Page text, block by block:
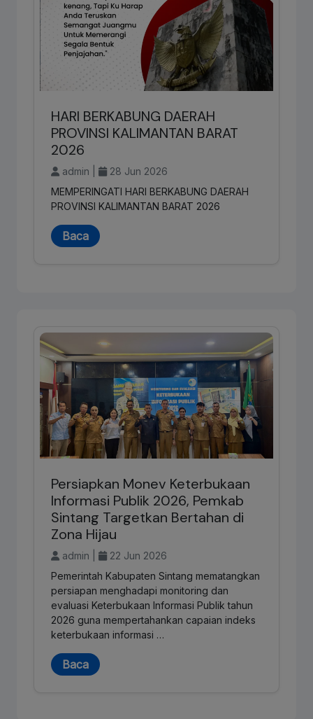
HARI BERKABUNG DAERAH
PROVINSI KALIMANTAN BARAT
2026
admin |
28 Jun 2026
MEMPERINGATI HARI BERKABUNG DAERAH
PROVINSI KALIMANTAN BARAT 2026
Baca
Persiapkan Monev Keterbukaan
Informasi Publik 2026, Pemkab
Sintang Targetkan Bertahan di
Zona Hijau
admin |
22 Jun 2026
Pemerintah Kabupaten Sintang mematangkan
persiapan menghadapi monitoring dan
evaluasi Keterbukaan Informasi Publik tahun
2026 guna mempertahankan capaian indeks
keterbukaan informasi …
Baca